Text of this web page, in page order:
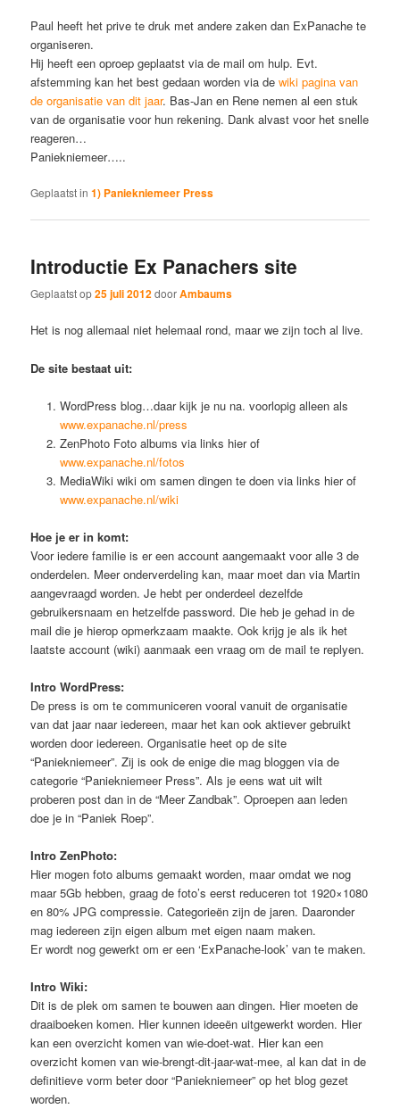
Paul heeft het prive te druk met andere zaken dan ExPanache te
organiseren.
Hij heeft een oproep geplaatst via de mail om hulp. Evt.
afstemming kan het best gedaan worden via dewiki pagina van
de organisatie van dit jaar. Bas-Jan en Rene nemen al een stuk
van de organisatie voor hun rekening. Dank alvast voor het snelle
reageren…
Paniekniemeer…..
Geplaatst in 1) Paniekniemeer Press
Introductie Ex Panachers site
Geplaatst op25 juli 2012doorAmbaums
Het is nog allemaal niet helemaal rond, maar we zijn toch al live.
De site bestaat uit:
WordPress blog…daar kijk je nu na. voorlopig alleen als
www.expanache.nl/press
ZenPhoto Foto albums via links hier of
www.expanache.nl/fotos
MediaWiki wiki om samen dingen te doen via links hier of
www.expanache.nl/wiki
Hoe je er in komt:
Voor iedere familie is er een account aangemaakt voor alle 3 de
onderdelen. Meer onderverdeling kan, maar moet dan via Martin
aangevraagd worden. Je hebt per onderdeel dezelfde
gebruikersnaam en hetzelfde password. Die heb je gehad in de
mail die je hierop opmerkzaam maakte. Ook krijg je als ik het
laatste account (wiki) aanmaak een vraag om de mail te replyen.
Intro WordPress:
De press is om te communiceren vooral vanuit de organisatie
van dat jaar naar iedereen, maar het kan ook aktiever gebruikt
worden door iedereen. Organisatie heet op de site
“Paniekniemeer”. Zij is ook de enige die mag bloggen via de
categorie “Paniekniemeer Press”. Als je eens wat uit wilt
proberen post dan in de “Meer Zandbak”. Oproepen aan leden
doe je in “Paniek Roep”.
Intro ZenPhoto:
Hier mogen foto albums gemaakt worden, maar omdat we nog
maar 5Gb hebben, graag de foto’s eerst reduceren tot 1920×1080
en 80% JPG compressie. Categorieën zijn de jaren. Daaronder
mag iedereen zijn eigen album met eigen naam maken.
Er wordt nog gewerkt om er een ‘ExPanache-look’ van te maken.
Intro Wiki:
Dit is de plek om samen te bouwen aan dingen. Hier moeten de
draaiboeken komen. Hier kunnen ideeën uitgewerkt worden. Hier
kan een overzicht komen van wie-doet-wat. Hier kan een
overzicht komen van wie-brengt-dit-jaar-wat-mee, al kan dat in de
definitieve vorm beter door “Paniekniemeer” op het blog gezet
worden.